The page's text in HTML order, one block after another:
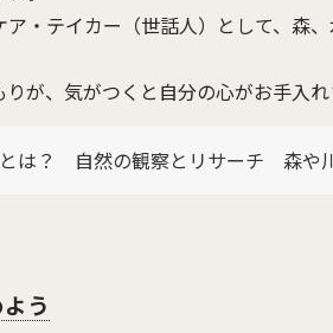
・テイカー（世話人）として、森
が、気がつくと自分の心がお手入
とは？ 自然の観察とリサーチ 森
う